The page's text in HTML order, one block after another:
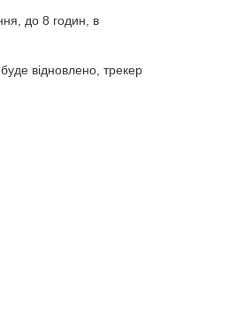
до 8 годин, в
відновлено, трекер